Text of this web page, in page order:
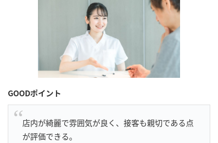
GOODポイント
店内が綺麗で雰囲気が良く、接客も親切である点
が評価できる。